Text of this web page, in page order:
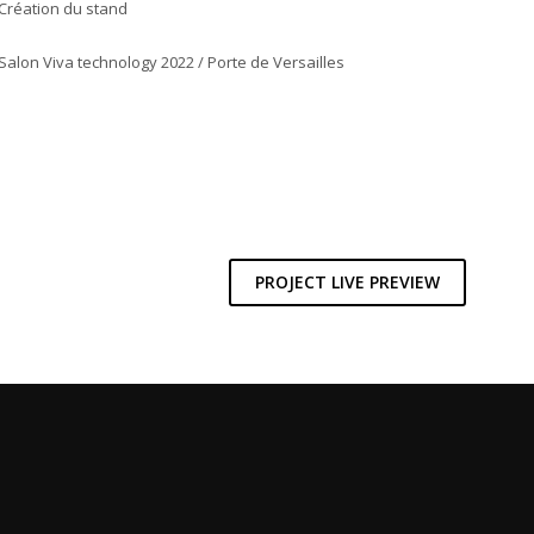
présente qui parcours les lignes haussmanniennes de
sont inscrites.
Création du stand
Salon Viva technology 2022 / Porte de Versailles
PROJECT LIVE PREVIEW